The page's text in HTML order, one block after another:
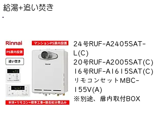
給湯+追い焚き
24号RUF-A2405SAT-
L(C)
20号RUF-A2005SAT(C)
16号RUF-A1615SAT(C)
リモコンセットＭBC-
155V(A)
※別途、扉内取付BOX